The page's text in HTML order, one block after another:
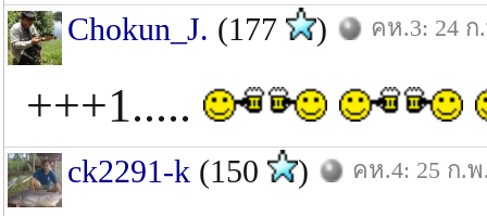
Chokun_J. (177 ) คห.3: 24 ก
+++1.....
ck2291-k (150 ) คห.4: 25 ก.พ